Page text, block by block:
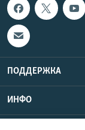
ПОДДЕРЖКА
ИНФО